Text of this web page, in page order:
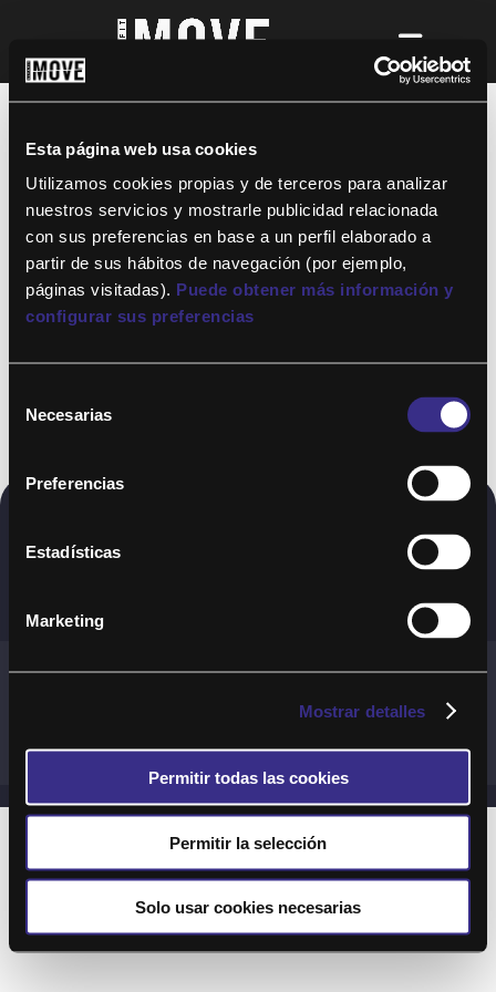
Esta página web usa cookies
Utilizamos cookies propias y de terceros para analizar
nuestros servicios y mostrarle publicidad relacionada
con sus preferencias en base a un perfil elaborado a
partir de sus hábitos de navegación (por ejemplo,
páginas visitadas). Puede obtener más información y
configurar sus preferencias
Necesarias
Preferencias
Estadísticas
Marketing
Mostrar detalles
Permitir todas las cookies
Permitir la selección
Solo usar cookies necesarias
¡Para disfrutar de ALTAFIT MOVE tienes
así podrás acceder a todos nuestros
entrenamientos y clases online donde
quieras!
Copyright © 2020. Todos los derechos
Términos y Cond. Generales de uso del Servicio
Preguntas Frecuentes